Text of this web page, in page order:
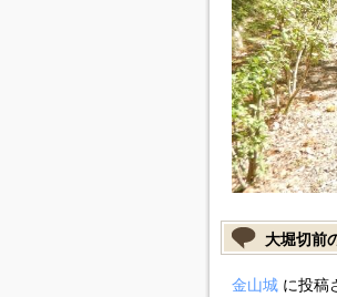
大堀切前
金山城に投稿